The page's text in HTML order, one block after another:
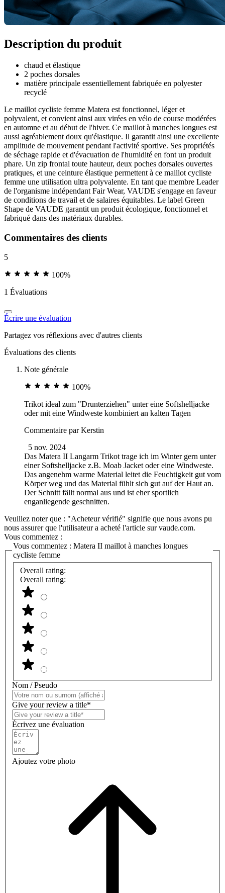
Description du produit
chaud et élastique
2 poches dorsales
matière principale essentiellement fabriquée en polyester
recyclé
Le maillot cycliste femme Matera est fonctionnel, léger et
polyvalent, et convient ainsi aux virées en vélo de course modérées
en automne et au début de l'hiver. Ce maillot à manches longues est
aussi agréablement doux qu'élastique. Il garantit ainsi une excellente
amplitude de mouvement pendant l'activité sportive. Ses propriétés
de séchage rapide et d'évacuation de l'humidité en font un produit
phare. Un zip frontal toute hauteur, deux poches dorsales ouvertes
pratiques, et une ceinture élastique permettent à ce maillot cycliste
femme une utilisation ultra polyvalente. En tant que membre Leader
de l'organisme indépendant Fair Wear, VAUDE s'engage en faveur
de conditions de travail et de salaires équitables. Le label Green
Shape de VAUDE garantit un produit écologique, fonctionnel et
fabriqué dans des matériaux durables.
Commentaires des clients
5
100%
1 Évaluations
Écrire une évaluation
Partagez vos réflexions avec d'autres clients
Évaluations des clients
Note générale
100%
Trikot ideal zum "Drunterziehen" unter eine Softshelljacke
oder mit eine Windweste kombiniert an kalten Tagen
Commentaire parKerstin
5 nov. 2024
Das Matera II Langarm Trikot trage ich im Winter gern unter
einer Softshelljacke z.B. Moab Jacket oder eine Windweste.
Das angenehm warme Material leitet die Feuchtigkeit gut vom
Körper weg und das Material fühlt sich gut auf der Haut an.
Der Schnitt fällt normal aus und ist eher sportlich
enganliegende geschnitten.
Veuillez noter que : "Acheteur vérifié" signifie que nous avons pu
nous assurer que l'utilisateur a acheté l'article sur vaude.com.
Vous commentez :
Vous commentez : Matera II maillot à manches longues
cycliste femme
Overall rating:
Overall rating:
Nom / Pseudo
Give your review a title*
Écrivez une évaluation
Ajoutez votre photo